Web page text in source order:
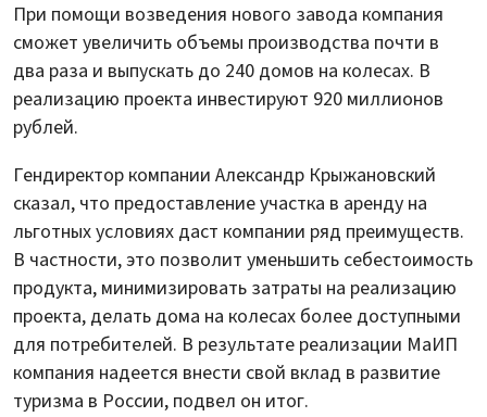
При помощи возведения нового завода компания
сможет увеличить объемы производства почти в
два раза и выпускать до 240 домов на колесах. В
реализацию проекта инвестируют 920 миллионов
рублей.
Гендиректор компании Александр Крыжановский
сказал, что предоставление участка в аренду на
льготных условиях даст компании ряд преимуществ.
В частности, это позволит уменьшить себестоимость
продукта, минимизировать затраты на реализацию
проекта, делать дома на колесах более доступными
для потребителей. В результате реализации МаИП
компания надеется внести свой вклад в развитие
туризма в России, подвел он итог.